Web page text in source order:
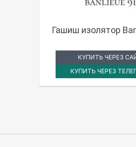
Гашиш изолятор
КУПИТЬ ЧЕРЕЗ
КУПИТЬ ЧЕРЕЗ